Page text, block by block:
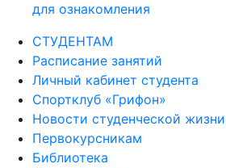
для ознакомления
СТУДЕНТАМ
Расписание занятий
Личный кабинет студента
Спортклуб «Грифон»
Новости студенческой жизни
Первокурсникам
Библиотека